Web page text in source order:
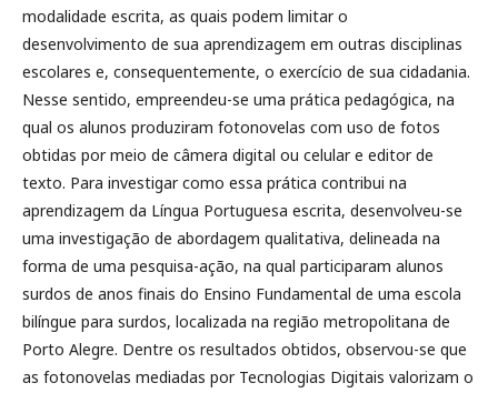
modalidade escrita, as quais podem limitar o
desenvolvimento de sua aprendizagem em outras disciplinas
escolares e, consequentemente, o exercício de sua cidadania.
Nesse sentido, empreendeu-se uma prática pedagógica, na
qual os alunos produziram fotonovelas com uso de fotos
obtidas por meio de câmera digital ou celular e editor de
texto. Para investigar como essa prática contribui na
aprendizagem da Língua Portuguesa escrita, desenvolveu-se
uma investigação de abordagem qualitativa, delineada na
forma de uma pesquisa-ação, na qual participaram alunos
surdos de anos finais do Ensino Fundamental de uma escola
bilíngue para surdos, localizada na região metropolitana de
Porto Alegre. Dentre os resultados obtidos, observou-se que
as fotonovelas mediadas por Tecnologias Digitais valorizam o